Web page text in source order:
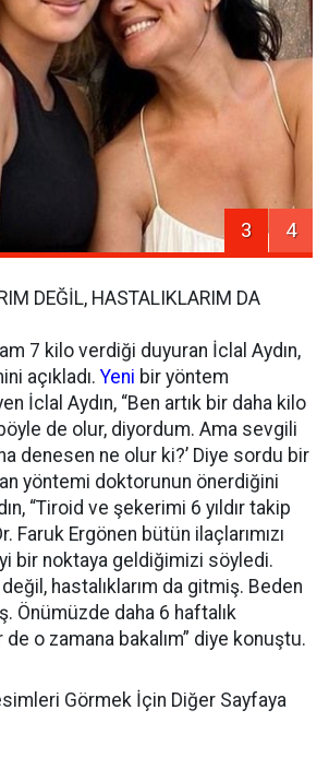
3 4
DEĞİL, HASTALIKLARIM DA
7 kilo verdiği duyuran İclal Aydın,
açıkladı.Yeni bir yöntem
İclal Aydın, “Ben artık bir daha kilo
de olur, diyordum. Ama sevgili
denesen ne olur ki?’ Diye sordu bir
yöntemi doktorunun önerdiğini
“Tiroid ve şekerimi 6 yıldır takip
Faruk Ergönen bütün ilaçlarımızı
bir noktaya geldiğimizi söyledi.
hastalıklarım da gitmiş. Beden
Önümüzde daha 6 haftalık
o zamana bakalım” diye konuştu.
Görmek İçin Diğer Sayfaya